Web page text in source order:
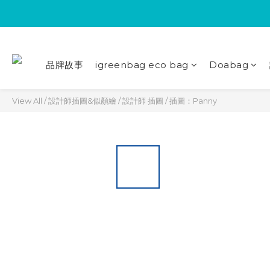
品牌故事 igreenbag eco bag Doabag
View All /設計師插圖&似顏繪 /設計師 插圖 /插圖：Panny